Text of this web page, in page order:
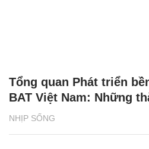
NHỊP SỐNG
Tổng quan Phát triển
BAT Việt Nam: Những